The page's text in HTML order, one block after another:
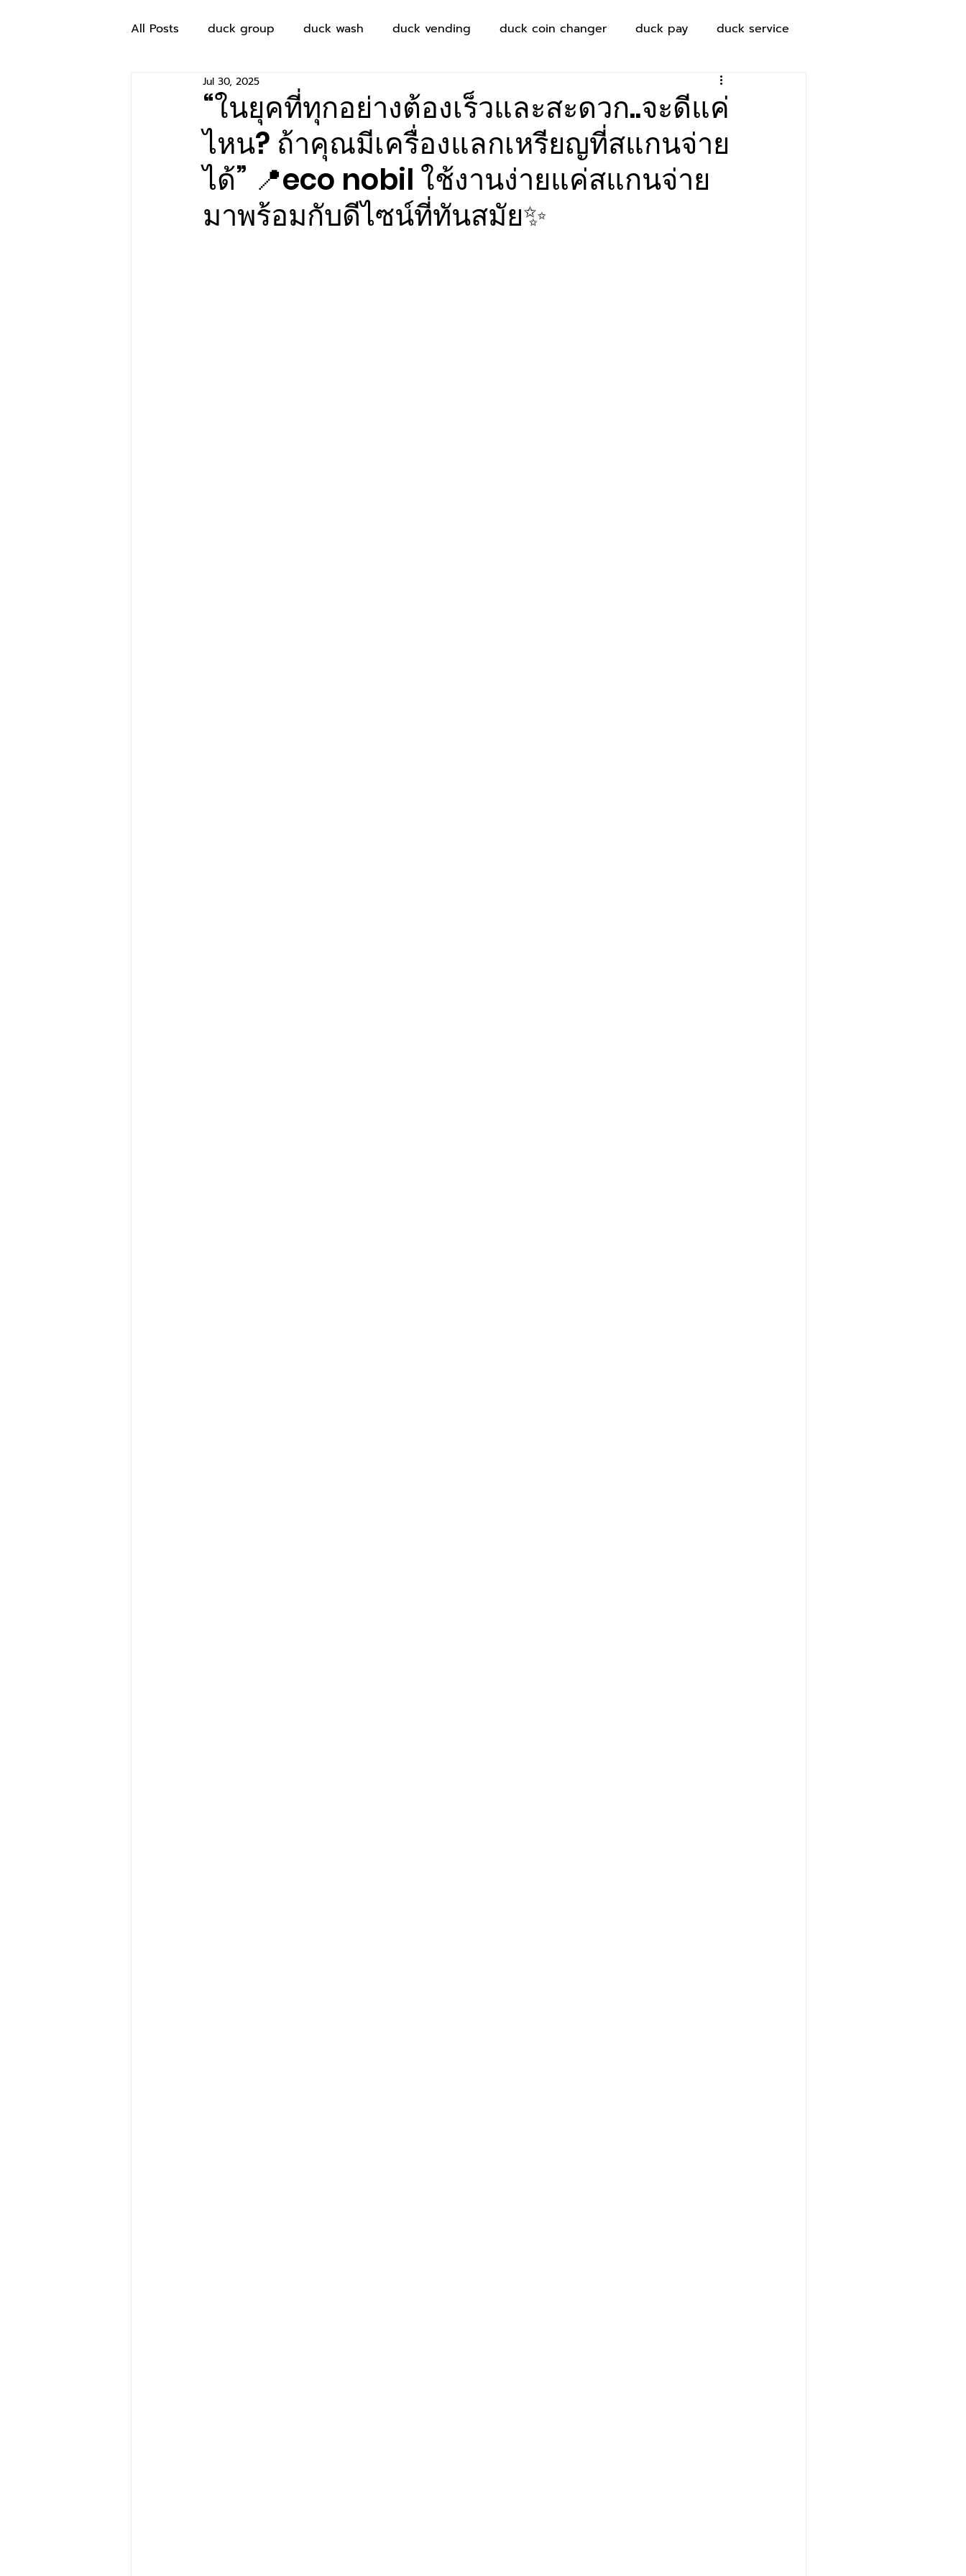
All Posts duck group duck wash duck vending duck coin changer duck pay duck service
“ในยุคที่ทุกอย่างต้องเร็วและสะดวก..จะดีแค่
ไหน? ถ้าคุณมีเครื่องแลกเหรียญที่สแกนจ่าย
ได้” 📍eco nobil ใช้งานง่ายแค่สแกนจ่าย
มาพร้อมกับดีไซน์ที่ทันสมัย✨
Jul 30, 2025